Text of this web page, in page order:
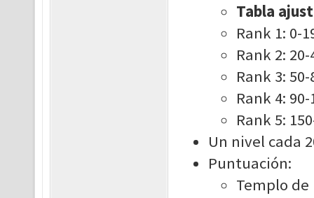
Tabla
Rank 1: 0-
Rank 2:
Rank 3:
Rank 4:
Rank 5:
Un nivel cada
Puntuación:
Templo